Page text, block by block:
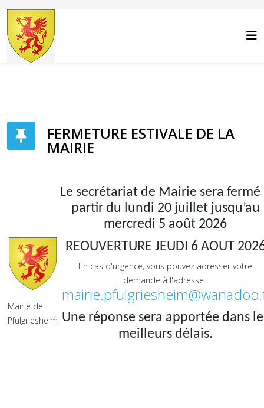
FERMETURE ESTIVALE DE LA
MAIRIE
Mairie de
Pfulgriesheim
Le secrétariat de Mairie sera fermé
partir du lundi 20 juillet jusqu’au
mercredi 5 août 2026
REOUVERTURE JEUDI 6 AOUT
En cas d'urgence, vous pouvez adresser votre
demande à l'adresse :
Une réponse sera apportée dans
meilleurs délais.
précédente
précédent
suivante
suivant